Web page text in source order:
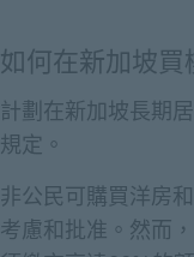
如何在新加坡買
計劃在新加坡長期
規定。
非公民可購買洋房
考慮和批准。然而